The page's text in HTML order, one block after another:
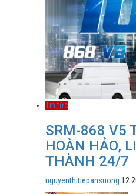
Tin tức
SRM-868 V5
HOÀN HẢO,
THÀNH 24/7
nguyenthitiepansuong 12